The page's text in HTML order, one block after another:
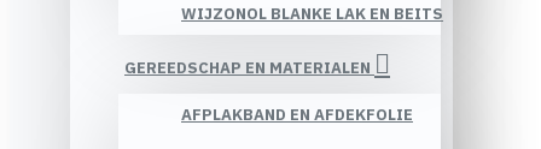
WIJZONOL BLANKE LAK EN BEITS
GEREEDSCHAP EN MATERIALEN
AFPLAKBAND EN AFDEKFOLIE